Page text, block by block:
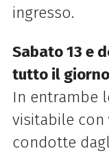
ingresso.
Sabato 13 e
tutto il giorno
In entrambe
visitabile con
condotte